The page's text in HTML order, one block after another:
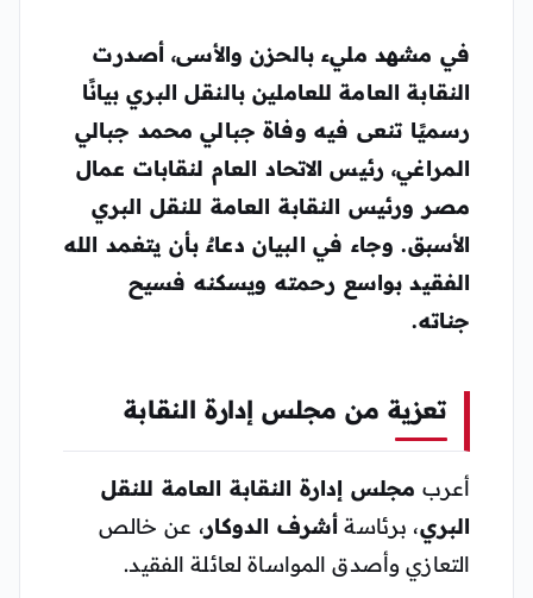
في مشهد مليء بالحزن والأسى، أصدرت
النقابة العامة للعاملين بالنقل البري بيانًا
رسميًا تنعى فيه وفاة جبالي محمد جبالي
المراغي، رئيس الاتحاد العام لنقابات عمال
مصر ورئيس النقابة العامة للنقل البري
الأسبق. وجاء في البيان دعاءٌ بأن يتغمد الله
الفقيد بواسع رحمته ويسكنه فسيح
جناته.
تعزية من مجلس إدارة النقابة
أعرب مجلس إدارة النقابة العامة للنقل
البري، برئاسة أشرف الدوكار، عن خالص
التعازي وأصدق المواساة لعائلة الفقيد.